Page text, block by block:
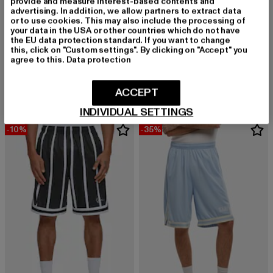
KARL KANI
College Basketball
Derzeitiger Preis: 25,99 EURAktionspreis: 39,99 EUR
KARL KANI
20,99 EUR
Derzeitiger Preis: 20,99 EUR
-10% -35%
advertising. In addition, we allow partners to extract data
or to use cookies. This may also include the processing of
your data in the USA or other countries which do not have
the EU data protection standard. If you want to change
this, click on "Custom settings". By clicking on "Accept" you
agree to this. Data protection
INDIVIDUAL SETTINGS
ACCEPT